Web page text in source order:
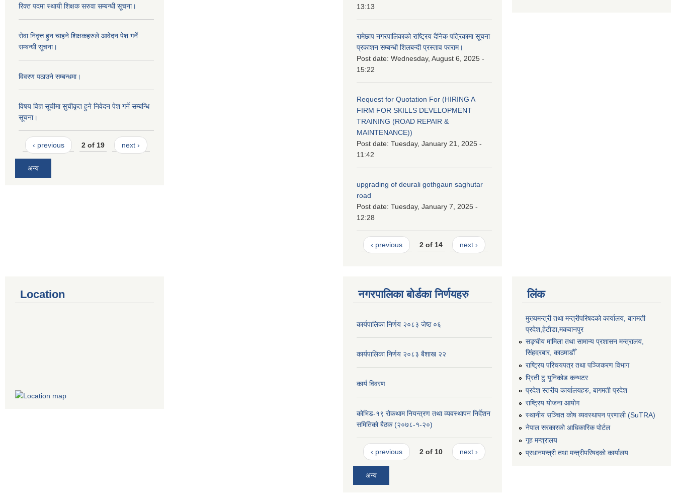
रिक्त पदमा स्थायी शिक्षक सरुवा सम्बन्धी सूचना।
सेवा निवृत्त हुन चाहने शिक्षकहरुले आवेदन पेश गर्ने
सम्बन्धी सूचना।
विवरण पठाउने सम्बन्धमा।
विषय विज्ञ सूचीमा सुचीकृत हुने निवेदन पेश गर्ने सम्बन्धि
सूचना।
‹ previous 2 of 19 next ›
अन्य
13:13
रामेछाप नगरपालिकाको राष्ट्रिय दैनिक पत्रिकामा सूचना
प्रकाशन सम्बन्धी शिलबन्दी प्रस्ताव फाराम।
Post date: Wednesday, August 6, 2025 -
15:22
Request for Quotation For (HIRING A
FIRM FOR SKILLS DEVELOPMENT
TRAINING (ROAD REPAIR &
MAINTENANCE))
Post date: Tuesday, January 21, 2025 -
11:42
upgrading of deurali gothgaun saghutar
road
Post date: Tuesday, January 7, 2025 -
12:28
‹ previous 2 of 14 next ›
Location नगरपालिका बोर्डका निर्णयहरु
कार्यपालिका निर्णय २०८३ जेष्ठ ०६
कार्यपालिका निर्णय २०८३ बैशाख २२
कार्य विवरण
कोभिड-१९ रोकथाम नियन्त्रण तथा व्यवस्थापन निर्देशन
समितिको बैठक (२०७८-१-२०)
‹ previous 2 of 10 next ›
अन्य
लिंक
मुख्यमन्त्री तथा मन्त्रीपरिषदको कार्यालय, बागमती
प्रदेश,हेटाैडा,मकवानपुर
सङ्‍घीय मामिला तथा सामान्य प्रशासन मन्त्रालय,
सिंहदरबार, काठमाडौँ
राष्ट्रिय परिचयपत्र तथा पञ्जिकरण विभाग
प्रिती टु यूनिकोड कन्भटर
प्रदेश स्तरीय कार्यालयहरु, बागमती प्रदेश
राष्ट्रिय योजना आयोग
स्थानीय सञ्चित कोष ब्यवस्थापन प्रणाली (SuTRA)
नेपाल सरकारको आधिकारिक पोर्टल
गृह मन्त्रालय
प्रधानमन्त्री तथा मन्त्रीपरिषदको कार्यालय